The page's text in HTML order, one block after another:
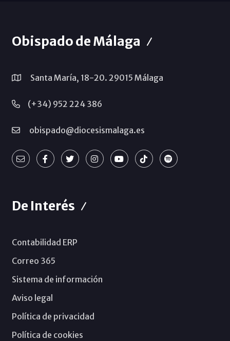
Obispado de Málaga
Santa María, 18-20. 29015 Málaga
(+34) 952 224 386
obispado@diocesismalaga.es
De Interés
Contabilidad ERP
Correo 365
Sistema de información
Aviso legal
Política de privacidad
Política de cookies